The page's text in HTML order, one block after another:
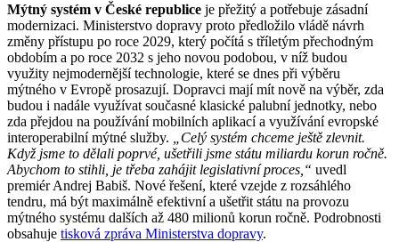
Mýtný systém v České republice je přežitý a potřebuje zásadní
modernizaci. Ministerstvo dopravy proto předložilo vládě návrh
změny přístupu po roce 2029, který počítá s tříletým přechodným
obdobím a po roce 2032 s jeho novou podobou, v níž budou
využity nejmodernější technologie, které se dnes při výběru
mýtného v Evropě prosazují. Dopravci mají mít nově na výběr, zda
budou i nadále využívat současné klasické palubní jednotky, nebo
zda přejdou na používání mobilních aplikací a využívání evropské
interoperabilní mýtné služby.
„Celý systém chceme ještě zlevnit.
Když jsme to dělali poprvé, ušetřili jsme státu miliardu korun ročně.
Abychom to stihli, je třeba zahájit legislativní proces,“ uvedl
premiér Andrej Babiš. Nové řešení, které vzejde z rozsáhlého
tendru, má být maximálně efektivní a ušetřit státu na provozu
mýtného systému dalších až 480 milionů korun ročně. Podrobnosti
obsahuje tisková zpráva Ministerstva dopravy.